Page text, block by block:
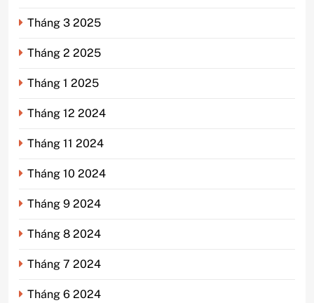
Tháng 3 2025
Tháng 2 2025
Tháng 1 2025
Tháng 12 2024
Tháng 11 2024
Tháng 10 2024
Tháng 9 2024
Tháng 8 2024
Tháng 7 2024
Tháng 6 2024